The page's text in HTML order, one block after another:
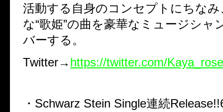
活動する自身のコンセプトにちなみ
な“歌姫”の曲を豪華なミュージシャ
バーする。
Twitter→ https://twitter.com/Kaya_rose
・Schwarz Stein Single連続